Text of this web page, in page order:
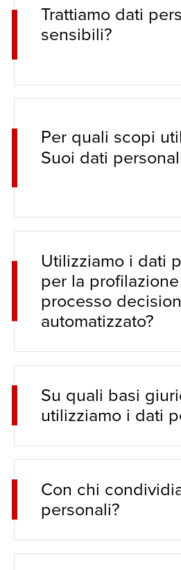
Trattiamo dati
sensibili?
Per quali scopi
Suoi dati
Utilizziamo i dati
per la
processo
automatizzato?
Su quali basi
utilizziamo i dati
Con chi
personali?